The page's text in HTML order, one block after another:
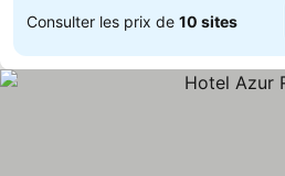
Consulter les prix de 10 sites